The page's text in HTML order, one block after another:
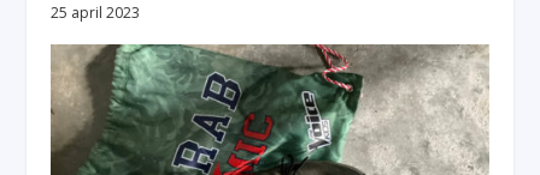
25 april 2023